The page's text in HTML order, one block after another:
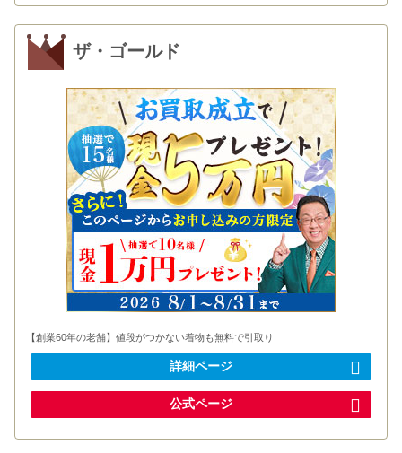
ザ・ゴールド
【創業60年の老舗】値段がつかない着物も無料で引取り
詳細ページ
公式ページ